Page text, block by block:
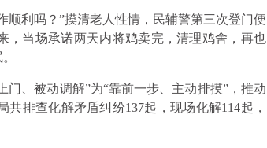
利吗？”摸清老人性情，民辅警第三次登门便
，当场承诺两天内将鸡卖完，清理鸡舍，再也
门、被动调解”为“靠前一步、主动排摸”，推动
排查化解矛盾纠纷137起，现场化解114起，